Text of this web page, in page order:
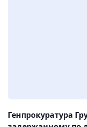
Генпрокуратура